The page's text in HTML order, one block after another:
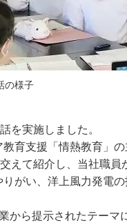
の様子
を実施しました。
育支援「情熱教育」
えて紹介し、当社職
がい、洋上風力発電
から提示されたテー